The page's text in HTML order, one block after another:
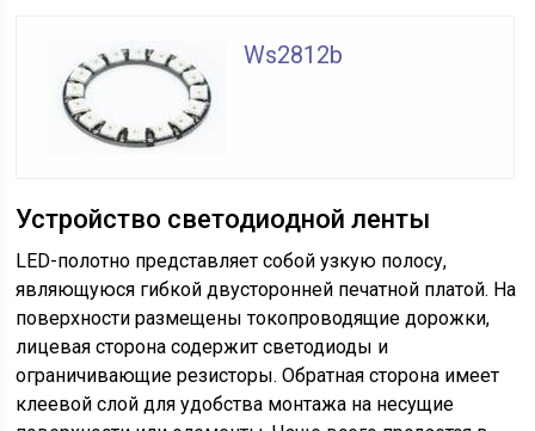
Ws2812b
Устройство светодиодной ленты
LED-полотно представляет собой узкую полосу,
являющуюся гибкой двусторонней печатной платой. На
поверхности размещены токопроводящие дорожки,
лицевая сторона содержит светодиоды и
ограничивающие резисторы. Обратная сторона имеет
клеевой слой для удобства монтажа на несущие